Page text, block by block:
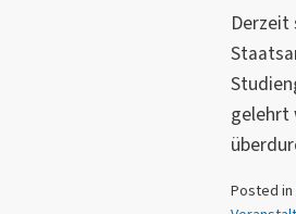
gelehrt
Posted in